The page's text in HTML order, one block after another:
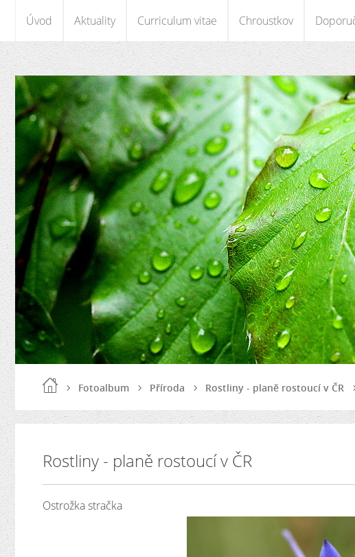
Úvod Aktuality Curriculum vitae Chroustkov
Fotoalbum Příroda Rostliny - planě rostoucí v ČR
Rostliny - planě rostoucí v ČR
Ostrožka stračka